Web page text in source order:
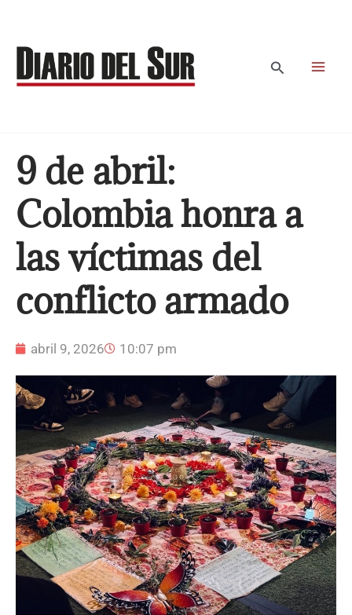
contenido
Buscar
9 de abril:
Colombia honra a
las víctimas del
conflicto armado
abril 9, 2026 10:07 pm